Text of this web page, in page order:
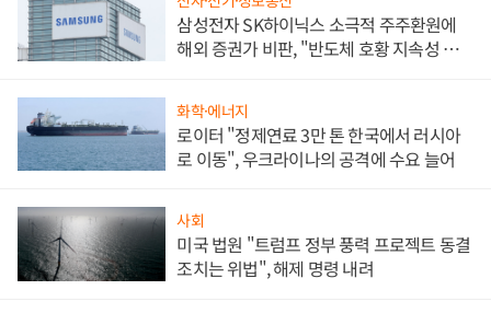
삼성전자 SK하이닉스 소극적 주주환원에
해외 증권가 비판, "반도체 호황 지속성 의
화학·에너지
로이터 "정제연료 3만 톤 한국에서 러시아
로 이동", 우크라이나의 공격에 수요 늘어
사회
미국 법원 "트럼프 정부 풍력 프로젝트 동결
조치는 위법", 해제 명령 내려